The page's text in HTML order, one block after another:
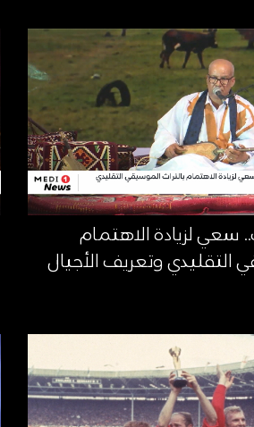
سعي لزيادة الاهتمام
التقليدي وتعريف الأجيال